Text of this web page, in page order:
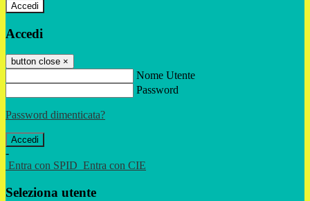
Accedi
Accedi
button close ×
Nome Utente
Password
Password dimenticata?
-
Entra con SPID Entra con CIE
Seleziona utente